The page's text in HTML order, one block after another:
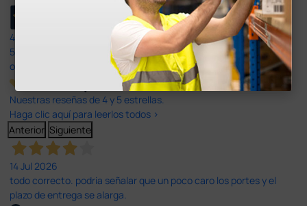
4,4
597
opiniones
Nuestras reseñas de 4 y 5 estrellas.
Haga clic aquí para leerlos todos >
Anterior Siguiente
14 Jul 2026
todo correcto. podria señalar que un poco caro los portes y el
plazo de entrega se alarga.